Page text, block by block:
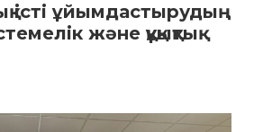
істі ұйымдастырудың
және құқықтық